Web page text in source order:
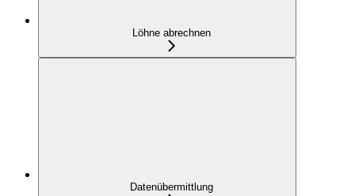
Löhne abrechnen
Datenübermittlung